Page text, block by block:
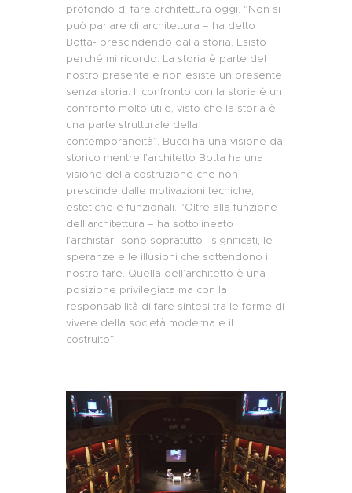
profondo di fare architettura oggi. “Non si
può parlare di architettura – ha detto
Botta- prescindendo dalla storia. Esisto
perché mi ricordo. La storia è parte del
nostro presente e non esiste un presente
senza storia. Il confronto con la storia è un
confronto molto utile, visto che la storia è
una parte strutturale della
contemporaneità”. Bucci ha una visione da
storico mentre l’architetto Botta ha una
visione della costruzione che non
prescinde dalle motivazioni tecniche,
estetiche e funzionali. “Oltre alla funzione
dell’architettura – ha sottolineato
l’archistar- sono sopratutto i significati, le
speranze e le illusioni che sottendono il
nostro fare. Quella dell’architetto è una
posizione privilegiata ma con la
responsabilità di fare sintesi tra le forme di
vivere della società moderna e il
costruito”.